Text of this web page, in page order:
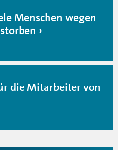
Menschen wegen
die Mitarbeiter von